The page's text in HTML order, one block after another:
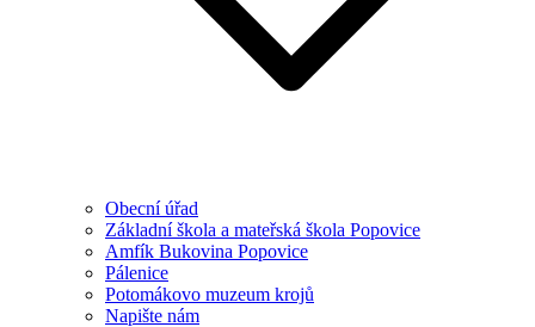
Obecní úřad
Základní škola a mateřská škola Popovice
Amfík Bukovina Popovice
Pálenice
Potomákovo muzeum krojů
Napište nám